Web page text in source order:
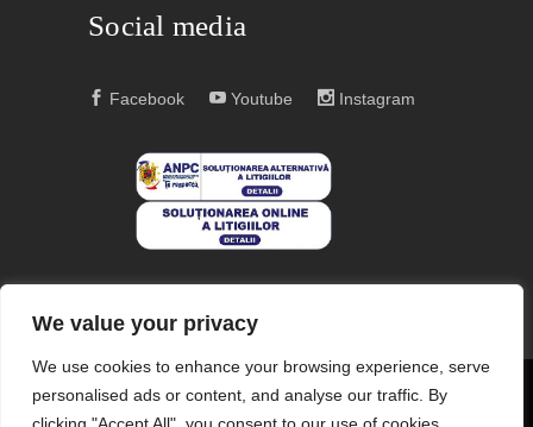
We value your privacy
We use cookies to enhance your browsing experience, serve
personalised ads or content, and analyse our traffic. By
Social media
Facebook Youtube Instagram
COPYRIGHT © 2004 – 2023
EDITURA ACREDITATĂ CNCS